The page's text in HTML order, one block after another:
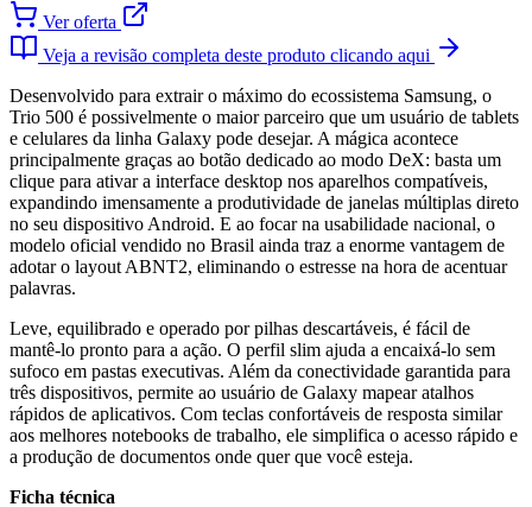
Ver oferta
Veja a revisão completa deste produto clicando aqui
Desenvolvido para extrair o máximo do ecossistema Samsung, o
Trio 500 é possivelmente o maior parceiro que um usuário de tablets
e celulares da linha Galaxy pode desejar. A mágica acontece
principalmente graças ao botão dedicado ao modo DeX: basta um
clique para ativar a interface desktop nos aparelhos compatíveis,
expandindo imensamente a produtividade de janelas múltiplas direto
no seu dispositivo Android. E ao focar na usabilidade nacional, o
modelo oficial vendido no Brasil ainda traz a enorme vantagem de
adotar o layout ABNT2, eliminando o estresse na hora de acentuar
palavras.
Leve, equilibrado e operado por pilhas descartáveis, é fácil de
mantê-lo pronto para a ação. O perfil slim ajuda a encaixá-lo sem
sufoco em pastas executivas. Além da conectividade garantida para
três dispositivos, permite ao usuário de Galaxy mapear atalhos
rápidos de aplicativos. Com teclas confortáveis de resposta similar
aos melhores notebooks de trabalho, ele simplifica o acesso rápido e
a produção de documentos onde quer que você esteja.
Ficha técnica